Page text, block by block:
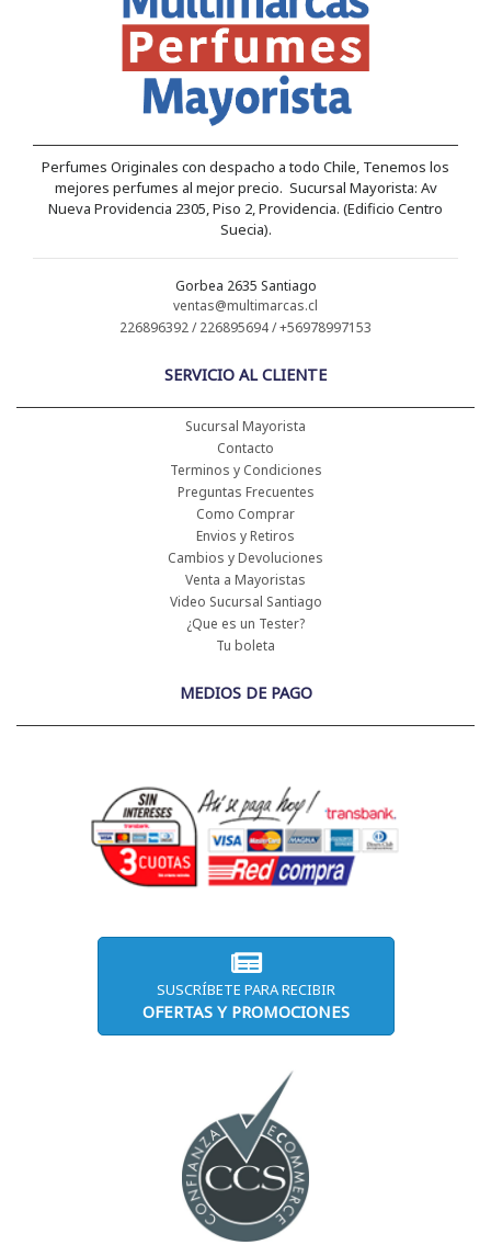
Perfumes Originales con despacho a todo Chile, Tenemos los
mejores perfumes al mejor precio. Sucursal Mayorista: Av
Nueva Providencia 2305, Piso 2, Providencia. (Edificio Centro
Suecia).
Gorbea 2635 Santiago
ventas@multimarcas.cl
226896392 / 226895694 / +56978997153
SERVICIO AL CLIENTE
Sucursal Mayorista
Contacto
Terminos y Condiciones
Preguntas Frecuentes
Como Comprar
Envios y Retiros
Cambios y Devoluciones
Venta a Mayoristas
Video Sucursal Santiago
¿Que es un Tester?
Tu boleta
MEDIOS DE PAGO
SUSCRÍBETE PARA RECIBIR
OFERTAS Y PROMOCIONES